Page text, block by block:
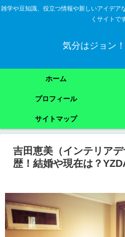
雑学や豆知識、役立つ情報や新しいアイデア
くサイトで
気分はジョン
ホーム
プロフィール
サイトマップ
吉田恵美（インテリア
歴！結婚や現在は？